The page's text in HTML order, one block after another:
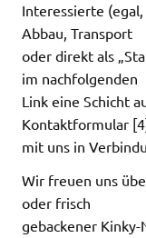
Interessierte
Abbau, Transport
oder direkt als
im nachfolgenden
Link eine Schicht
Kontaktformular
mit uns in
Wir freuen uns
oder frisch
gebackener